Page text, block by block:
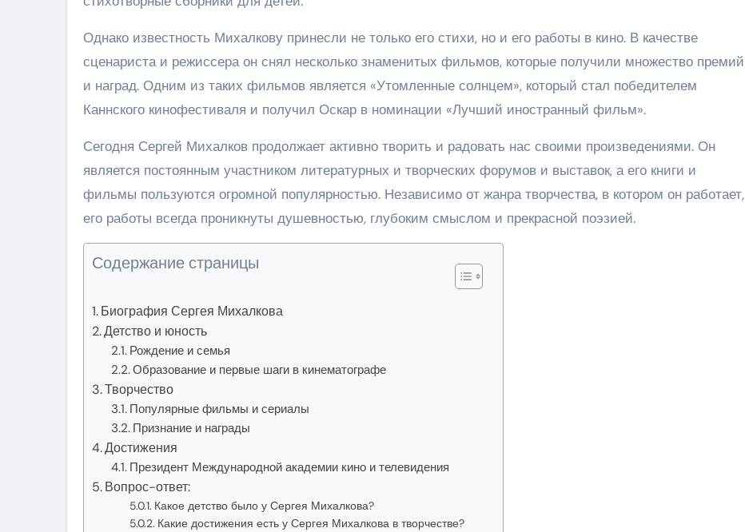
Однако известность Михалкову принесли не только его стихи, но и его работы в кино. В качестве
сценариста и режиссера он снял несколько знаменитых фильмов, которые получили множество премий
и наград. Одним из таких фильмов является «Утомленные солнцем», который стал победителем
Каннского кинофестиваля и получил Оскар в номинации «Лучший иностранный фильм».
Сегодня Сергей Михалков продолжает активно творить и радовать нас своими произведениями. Он
является постоянным участником литературных и творческих форумов и выставок, а его книги и
фильмы пользуются огромной популярностью. Независимо от жанра творчества, в котором он работает,
его работы всегда проникнуты душевностью, глубоким смыслом и прекрасной поэзией.
Содержание страницы
Биография Сергея Михалкова
Детство и юность
Рождение и семья
Образование и первые шаги в кинематографе
Творчество
Популярные фильмы и сериалы
Признание и награды
Достижения
Президент Международной академии кино и телевидения
Вопрос-ответ:
Какое детство было у Сергея Михалкова?
Какие достижения есть у Сергея Михалкова в творчестве?